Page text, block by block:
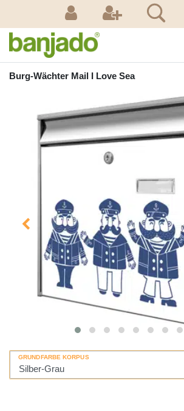
Burg-Wächter Mail I Love Sea
GRUNDFARBE KORPUS